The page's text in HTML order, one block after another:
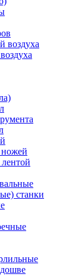
воздуха
ножей
станки